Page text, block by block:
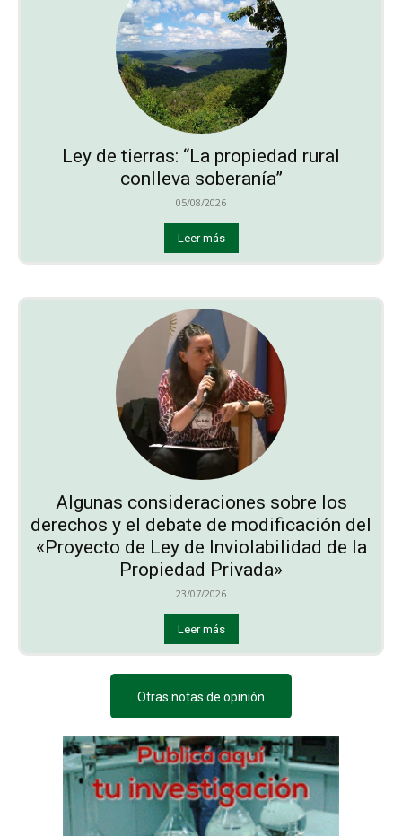
Ley de tierras: “La propiedad rural
conlleva soberanía”
05/08/2026
Leer más
Algunas consideraciones sobre los
derechos y el debate de modificación del
«Proyecto de Ley de Inviolabilidad de la
Propiedad Privada»
23/07/2026
Leer más
Otras notas de opinión